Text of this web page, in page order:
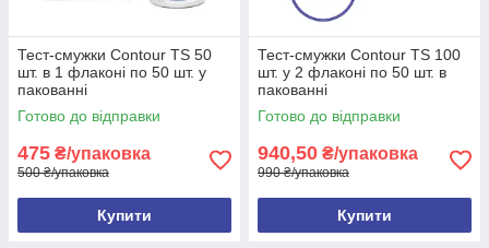
Тест-смужки Contour TS 50
шт. в 1 флаконі по 50 шт. у
пакованні
Готово до відправки
475 ₴/упаковка
500 ₴/упаковка
Купити
Тест-смужки Contour TS 100
шт. у 2 флаконі по 50 шт. в
пакованні
Готово до відправки
940,50 ₴/упаковка
990 ₴/упаковка
Купити